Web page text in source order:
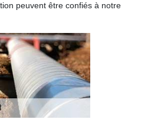
peuvent être confiés à notre